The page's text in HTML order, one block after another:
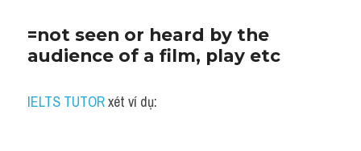
=not seen or heard by the
audience of a film, play etc
IELTS TUTOR xét ví dụ: